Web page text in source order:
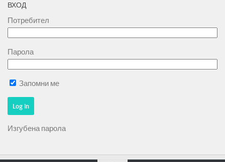
ВХОД
Потребител
Парола
Запомни ме
Изгубена парола